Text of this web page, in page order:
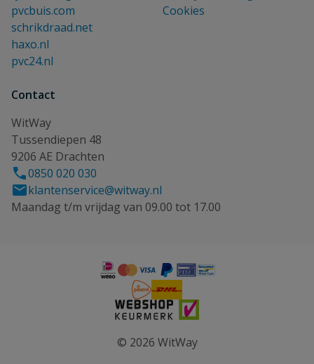
pvcbuis.com
schrikdraad.net
haxo.nl
pvc24.nl
Cookies
Contact
WitWay
Tussendiepen 48
9206 AE Drachten
0850 020 030
klantenservice@witway.nl
Maandag t/m vrijdag van 09.00 tot 17.00
© 2026 WitWay